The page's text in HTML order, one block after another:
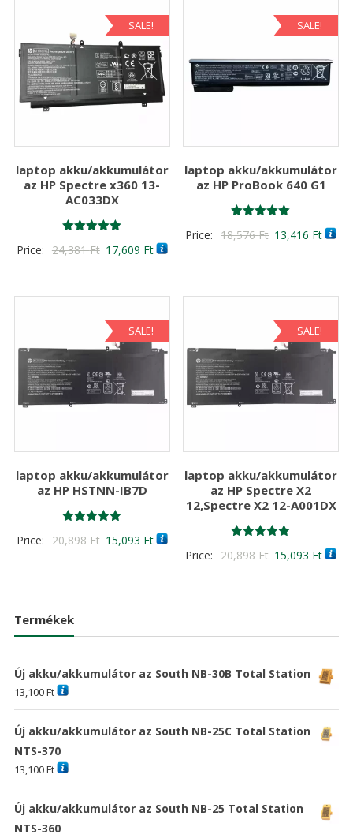
SALE!
laptop akku/akkumulátor
az HP Spectre x360 13-
AC033DX
5.00
Price: 24,381Ft Original
17,609 FtCurrent
SALE!
laptop akku/akkumulátor
az HP ProBook 640 G1
5.00
Price: 18,576Ft Original
18,576 Ft
13,416 Ft
SALE!
laptop akku/akkumulátor
az HP HSTNN-IB7D
5.00
Price: 20,898Ft Original
15,093 FtCurrent
SALE!
laptop akku/akkumulátor
az HP Spectre X2
12,Spectre X2 12-A001DX
5.00
Price: 20,898Ft Original
15,093 Ft
Termékek
Új akku/akkumulátor az South NB-30B Total Station
13,100Ft
Új akku/akkumulátor az South NB-25C Total Station
NTS-370
13,100Ft
Új akku/akkumulátor az South NB-25 Total Station
NTS-360